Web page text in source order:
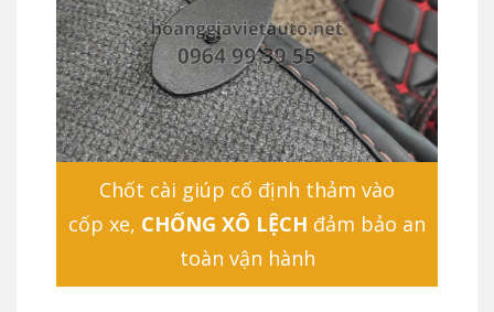
Chốt cài giúp cố định thảm vào
cốp xe, CHỐNG XÔ LỆCH đảm bảo an
toàn vận hành